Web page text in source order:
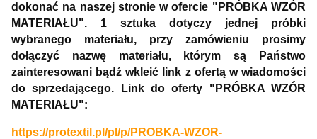
dokonać na naszej stronie w ofercie "PRÓBKA WZÓR
MATERIAŁU". 1 sztuka dotyczy jednej próbki
wybranego materiału, przy zamówieniu prosimy
dołączyć nazwę materiału, którym są Państwo
zainteresowani bądź wkleić link z ofertą w wiadomości
do sprzedającego. Link do oferty "PRÓBKA WZÓR
MATERIAŁU":
https://protextil.pl/pl/p/PROBKA-WZOR-